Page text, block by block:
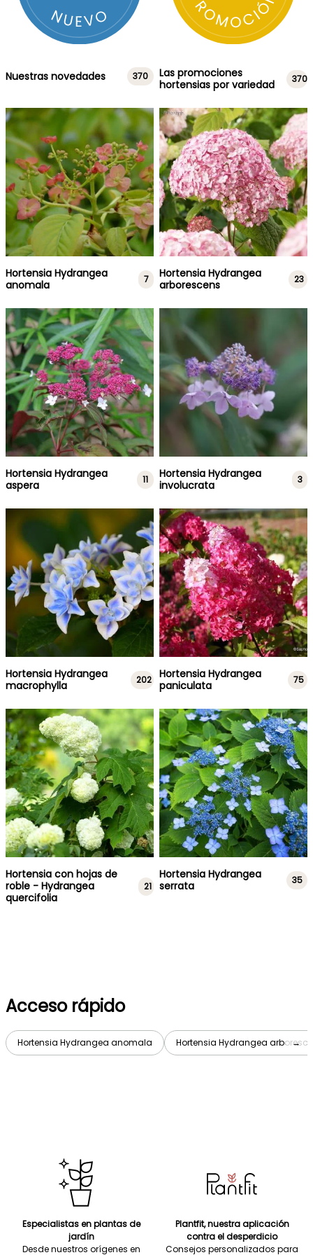
Nuestras novedades 370
Las promociones
hortensias por variedad
370
Hortensia Hydrangea
anomala
7
Hortensia Hydrangea
arborescens
23
Hortensia Hydrangea
aspera
11
Hortensia Hydrangea
involucrata
3
Hortensia Hydrangea
macrophylla
202
Hortensia Hydrangea
paniculata
75
Hortensia con hojas de
roble - Hydrangea
quercifolia
21
Hortensia Hydrangea
serrata
35
Acceso rápido
Hortensia Hydrangea anomala Hortensia Hydrangea →
Especialistas en plantas de
jardín
Desde nuestros orígenes en
Plantfit, nuestra aplicación
contra el desperdicio
Consejos personalizados para